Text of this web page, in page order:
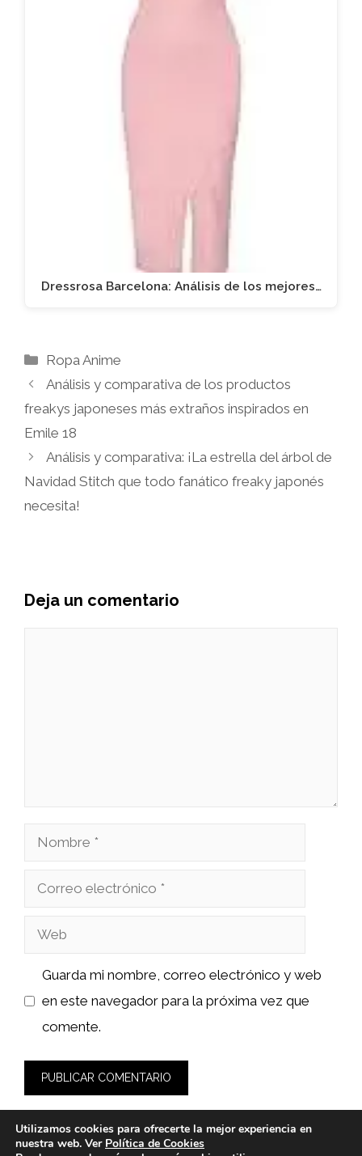
Dressrosa Barcelona: Análisis de los mejores…
Categorías
Ropa Anime
Análisis y comparativa de los productos
freakys japoneses más extraños inspirados en
Emile 18
Análisis y comparativa: ¡La estrella del árbol de
Navidad Stitch que todo fanático freaky japonés
necesita!
Deja un comentario
Nombre
Correo
Web
Guarda mi nombre, correo electrónico y web
en este navegador para la próxima vez que
comente.
Utilizamos cookies para ofrecerte la mejor experiencia en
nuestra web. Ver Política de Cookies